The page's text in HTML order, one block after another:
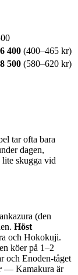
400 (400–465 kr)
500 (580–620 kr)
tar ofta bara
dagen,
skugga vid
(den
Höst
och Hokokuji.
köer på 1–2
och Enoden-tåget
— Kamakura är